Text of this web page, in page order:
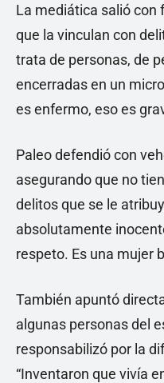
La mediática salió con
que la vinculan con
trata de personas, de
encerradas en un
es enfermo, eso es
Paleo defendió con
asegurando que no
delitos que se le
absolutamente
respeto. Es una mujer
También apuntó
algunas personas del
responsabilizó por la
“Inventaron que vivía